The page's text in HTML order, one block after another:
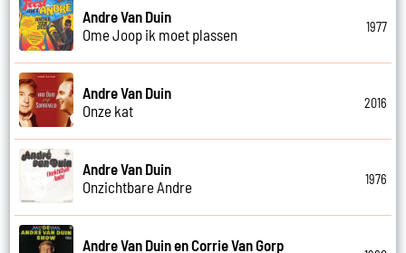
Andre Van Duin
Ome Joop ik moet plassen
1977
Andre Van Duin
Onze kat
2016
Andre Van Duin
Onzichtbare Andre
1976
Andre Van Duin en Corrie Van Gorp